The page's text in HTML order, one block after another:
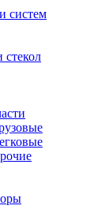
систем